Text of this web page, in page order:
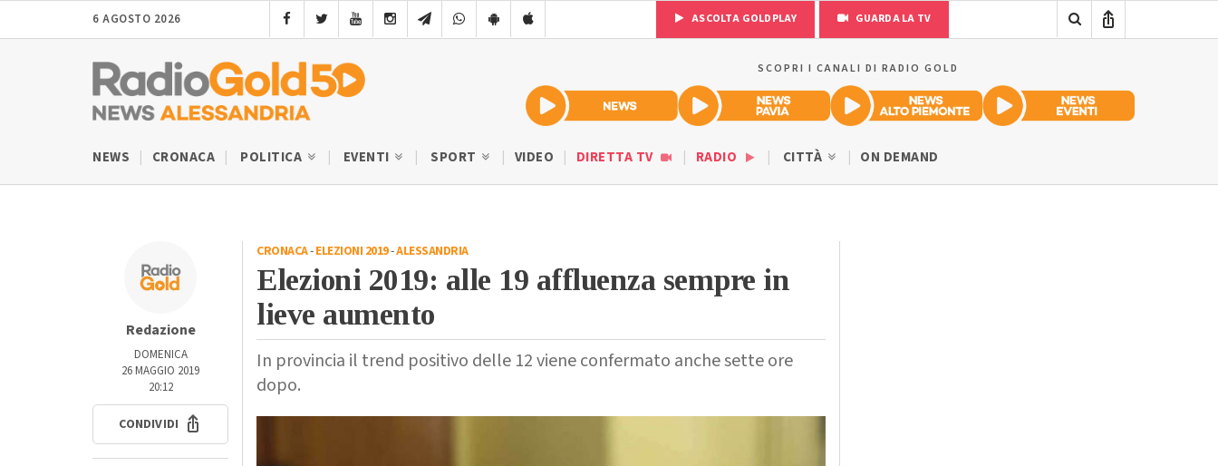
6 AGOSTO 2026 ASCOLTA GOLDPLAY GUARDA LA TV
SCOPRI I CANALI DI RADIO GOLD
NEWS CRONACA POLITICA EVENTI SPORT VIDEO DIRETTA TV RADIO CITTÀ ON DEMAND
Redazione
DOMENICA
26 MAGGIO 2019
20:12
CONDIVIDI
CRONACA-ELEZIONI 2019-ALESSANDRIA
Elezioni 2019: alle 19 affluenza sempre in
lieve aumento
In provincia il trend positivo delle 12 viene confermato anche sette ore
dopo.